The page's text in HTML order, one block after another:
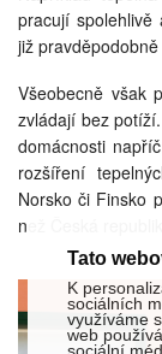
pracují spolehlivě
již
Všeobecně však
zvládají bez
domácnosti
rozšíření
Norsko či Finsko
než Česká
Tato
K
sociálních
využíváme
web